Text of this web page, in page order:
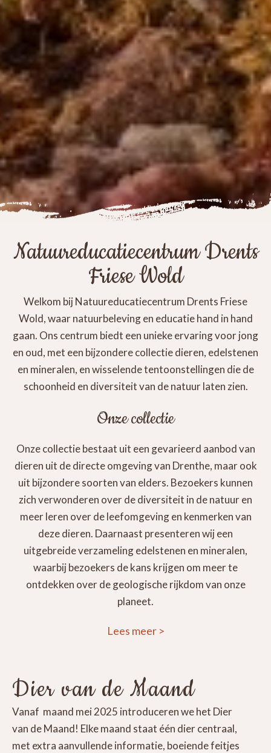
Natuureducatiecentrum Drents
Friese Wold
Welkom bij Natuureducatiecentrum Drents Friese
Wold, waar natuurbeleving en educatie hand in hand
gaan. Ons centrum biedt een unieke ervaring voor jong
en oud, met een bijzondere collectie dieren, edelstenen
en mineralen, en wisselende tentoonstellingen die de
schoonheid en diversiteit van de natuur laten zien.
Onze collectie
Onze collectie bestaat uit een gevarieerd aanbod van
dieren uit de directe omgeving van Drenthe, maar ook
uit bijzondere soorten van elders. Bezoekers kunnen
zich verwonderen over de diversiteit in de natuur en
meer leren over de leefomgeving en kenmerken van
deze dieren. Daarnaast presenteren wij een
uitgebreide verzameling edelstenen en mineralen,
waarbij bezoekers de kans krijgen om meer te
ontdekken over de geologische rijkdom van onze
planeet.
Lees meer >
Dier van de Maand
Vanaf maand mei 2025 introduceren we het Dier
van de Maand! Elke maand staat één dier centraal,
met extra aanvullende informatie, boeiende feitjes